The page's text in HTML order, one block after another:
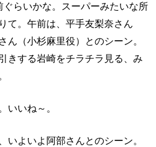
らいかな。スーパーみたいな所
て。午前は、平手友梨奈さん
ん（小杉麻里役）とのシーン。
きする岩崎をチラチラ見る、み
いいね～。
いよいよ阿部さんとのシーン。